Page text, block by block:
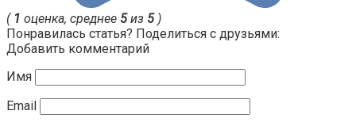
( 1 оценка, среднее 5из 5)
Понравилась статья? Поделиться с друзьями:
Добавить комментарий
Имя
Email